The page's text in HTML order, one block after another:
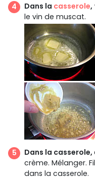
Dans la casserole,
le vin de muscat.
Dans la casserole,
crème. Mélanger.
dans la casserole.